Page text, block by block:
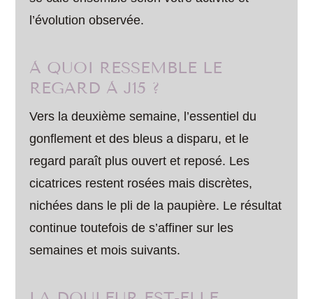
l’évolution observée.
À QUOI RESSEMBLE LE
REGARD À J15 ?
Vers la deuxième semaine, l’essentiel du
gonflement et des bleus a disparu, et le
regard paraît plus ouvert et reposé. Les
cicatrices restent rosées mais discrètes,
nichées dans le pli de la paupière. Le résultat
continue toutefois de s’affiner sur les
semaines et mois suivants.